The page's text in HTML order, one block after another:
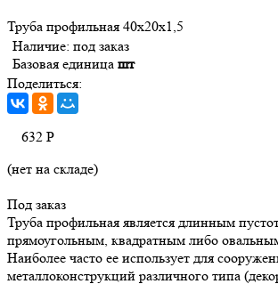
Труба профильная 40х20х1,5
Наличие: под заказ
Базовая единица шт
Поделиться:
632 Р
(нет на складе)
Под заказ
Труба профильная является длинным
прямоугольным, квадратным либо
Наиболее часто ее использует для
металлоконструкций различного типа